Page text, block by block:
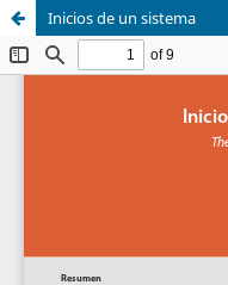
Inicios de un sistema